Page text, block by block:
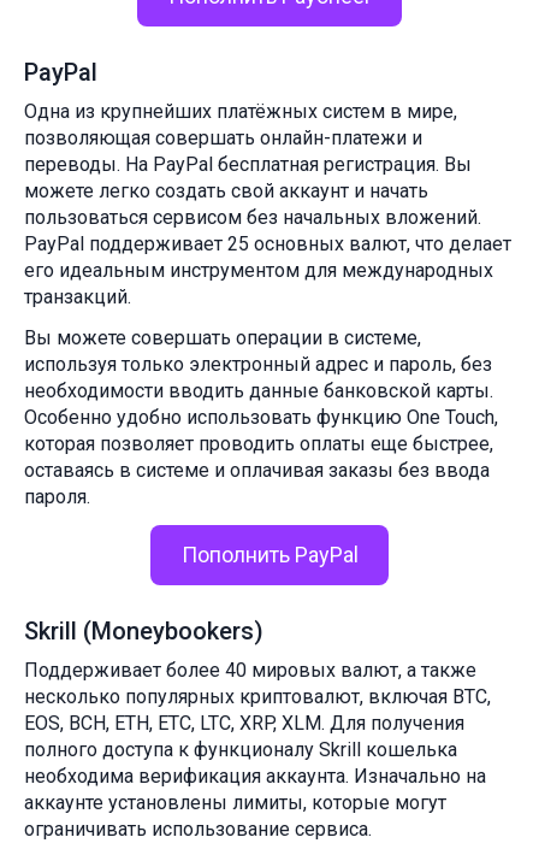
PayPal
Одна из крупнейших платёжных систем в мире,
позволяющая совершать онлайн-платежи и
переводы. На PayPal бесплатная регистрация. Вы
можете легко создать свой аккаунт и начать
пользоваться сервисом без начальных вложений.
PayPal поддерживает 25 основных валют, что делает
его идеальным инструментом для международных
транзакций.
Вы можете совершать операции в системе,
используя только электронный адрес и пароль, без
необходимости вводить данные банковской карты.
Особенно удобно использовать функцию One Touch,
которая позволяет проводить оплаты еще быстрее,
оставаясь в системе и оплачивая заказы без ввода
пароля.
Пополнить PayPal
Skrill (Moneybookers)
Поддерживает более 40 мировых валют, а также
несколько популярных криптовалют, включая BTC,
EOS, BCH, ETH, ETC, LTC, XRP, XLM. Для получения
полного доступа к функционалу Skrill кошелька
необходима верификация аккаунта. Изначально на
аккаунте установлены лимиты, которые могут
ограничивать использование сервиса.